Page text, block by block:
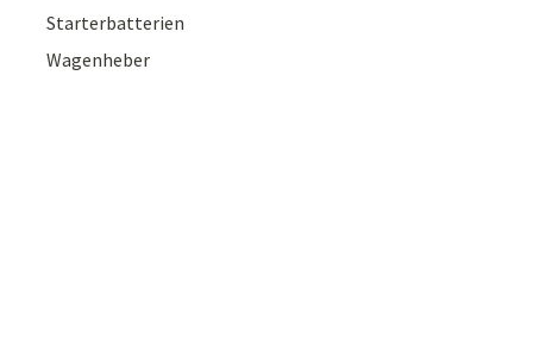
Starterbatterien
Wagenheber